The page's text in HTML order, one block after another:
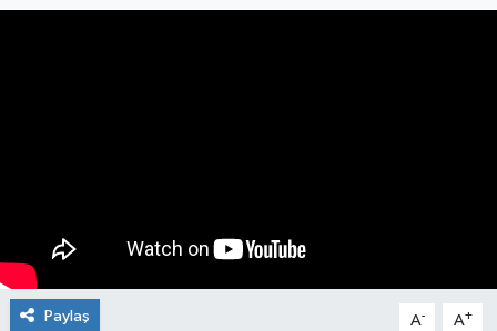
Paylaş A- A+
Manşet Haberi